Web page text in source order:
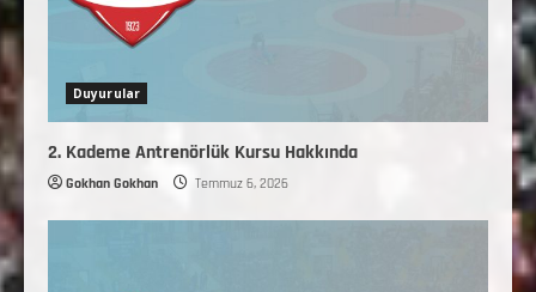
Duyurular
2. Kademe Antrenörlük Kursu Hakkında
Gokhan Gokhan Temmuz 6, 2026